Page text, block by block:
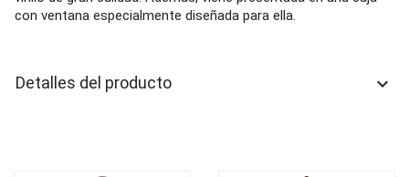
con ventana especialmente diseñada para ella.
Detalles del producto keyboard_arrow_down